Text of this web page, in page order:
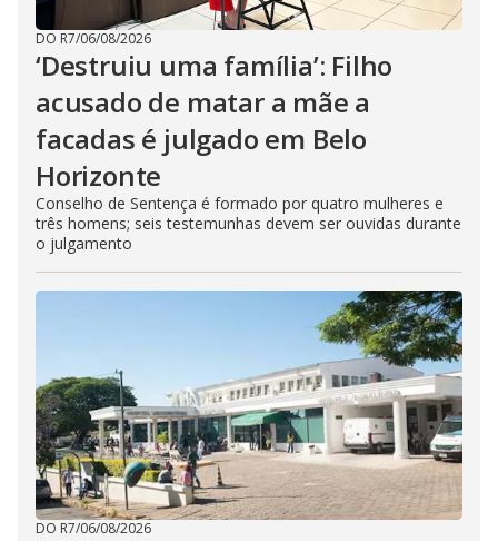
DO R7/06/08/2026
‘Destruiu uma família’: Filho
acusado de matar a mãe a
facadas é julgado em Belo
Horizonte
Conselho de Sentença é formado por quatro mulheres e
três homens; seis testemunhas devem ser ouvidas durante
o julgamento
DO R7/06/08/2026